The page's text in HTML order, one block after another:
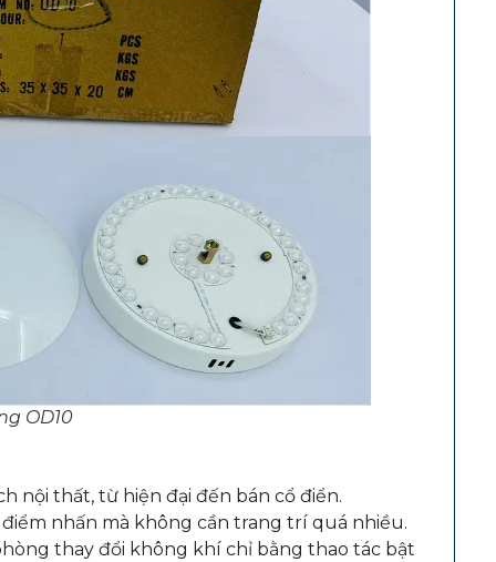
OD10
nội thất, từ hiện đại đến bán cổ điển.
nhấn mà không cần trang trí quá nhiều.
thay đổi không khí chỉ bằng thao tác bật